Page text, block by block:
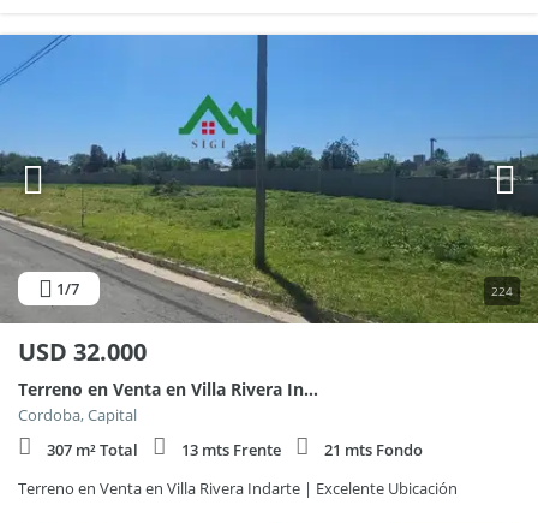
1/7 224
USD 32.000
Terreno en Venta en Villa Rivera Indarte | Excelente Ubicación
Cordoba, Capital
307 m² Total
13 mts Frente
21 mts Fondo
Terreno en Venta en Villa Rivera Indarte | Excelente Ubicación